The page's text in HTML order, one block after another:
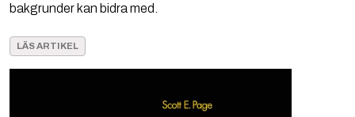
bakgrunder kan bidra med.
LÄS ARTIKEL